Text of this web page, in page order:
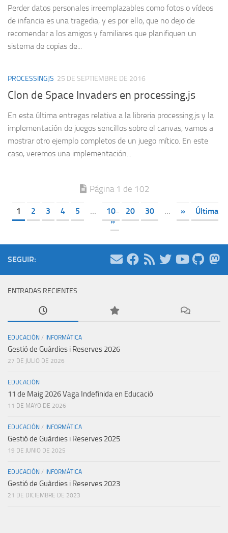
Perder datos personales irreemplazables como fotos o vídeos
de infancia es una tragedia, y es por ello, que no dejo de
recomendar a los amigos y familiares que planifiquen un
sistema de copias de...
PROCESSINGJS 25 DE SEPTIEMBRE DE 2016
Clon de Space Invaders en processing.js
En esta última entregas relativa a la libreria processing.js y la
implementación de juegos sencillos sobre el canvas, vamos a
mostrar otro ejemplo completos de un juego mítico. En este
caso, veremos una implementación...
Página 1 de 102
1 2 3 4 5 ... 10 20 30 ... »
Última
»
SEGUIR:
ENTRADAS RECIENTES
EDUCACIÓN / INFORMÁTICA
Gestió de Guàrdies i Reserves 2026
27 DE JULIO DE 2026
EDUCACIÓN
11 de Maig 2026 Vaga Indefinida en Educació
11 DE MAYO DE 2026
EDUCACIÓN / INFORMÁTICA
Gestió de Guàrdies i Reserves 2025
19 DE JUNIO DE 2025
EDUCACIÓN / INFORMÁTICA
Gestió de Guàrdies i Reserves 2023
21 DE DICIEMBRE DE 2023